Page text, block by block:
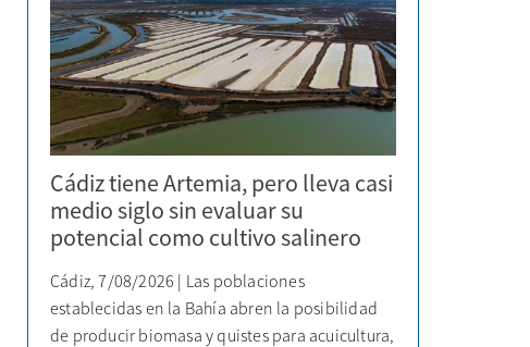
Cádiz tiene Artemia, pero lleva casi
medio siglo sin evaluar su
potencial como cultivo salinero
Cádiz, 7/08/2026 | Las poblaciones
establecidas en la Bahía abren la posibilidad
de producir biomasa y quistes para acuicultura,